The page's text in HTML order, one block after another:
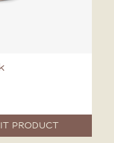
PRODUCT